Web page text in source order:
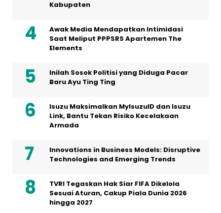
Kabupaten
Awak Media Mendapatkan Intimidasi
Saat Meliput PPPSRS Apartemen The
Elements
Inilah Sosok Politisi yang Diduga Pacar
Baru Ayu Ting Ting
Isuzu Maksimalkan MyIsuzuID dan Isuzu
Link, Bantu Tekan Risiko Kecelakaan
Armada
Innovations in Business Models: Disruptive
Technologies and Emerging Trends
TVRI Tegaskan Hak Siar FIFA Dikelola
Sesuai Aturan, Cakup Piala Dunia 2026
hingga 2027